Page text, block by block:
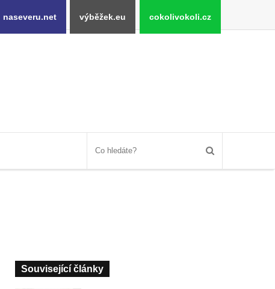
naseveru.net výběžek.eu cokolivokoli.cz
Související články